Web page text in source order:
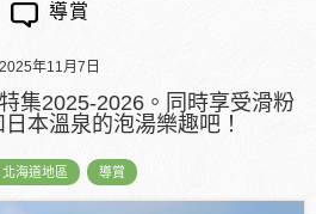
導賞
2025年11月7日
集2025-2026。同時享受滑粉
本溫泉的泡湯樂趣吧！
海道地區 導賞